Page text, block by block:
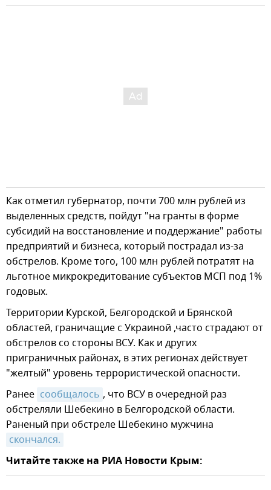
Как отметил губернатор, почти 700 млн рублей из
выделенных средств, пойдут "на гранты в форме
субсидий на восстановление и поддержание" работы
предприятий и бизнеса, который пострадал из-за
обстрелов. Кроме того, 100 млн рублей потратят на
льготное микрокредитование субъектов МСП под 1%
годовых.
Территории Курской, Белгородской и Брянской
областей, граничащие с Украиной ,часто страдают от
обстрелов со стороны ВСУ. Как и других
приграничных районах, в этих регионах действует
"желтый" уровень террористической опасности.
Ранее сообщалось , что ВСУ в очередной раз
обстреляли Шебекино в Белгородской области.
Раненый при обстреле Шебекино мужчина
скончался.
Читайте также на РИА Новости Крым: